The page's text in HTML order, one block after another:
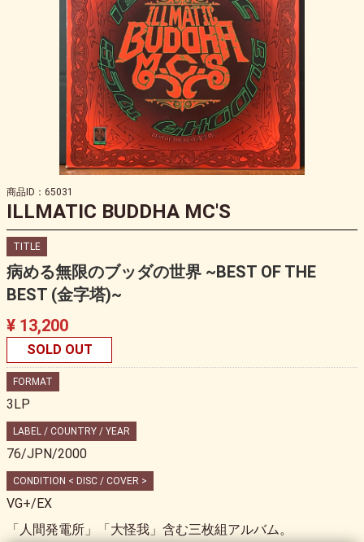
商品ID：65031
ILLMATIC BUDDHA MC'S
TITLE
病める無限のブッダの世界 ~BEST OF THE
BEST (金字塔)~
¥ 13,200
SOLD OUT
FORMAT
3LP
LABEL / COUNTRY / YEAR
76/JPN/2000
CONDITION < DISC / COVER >
VG+/EX
「人間発電所」「大怪我」含む三枚組アルバム。